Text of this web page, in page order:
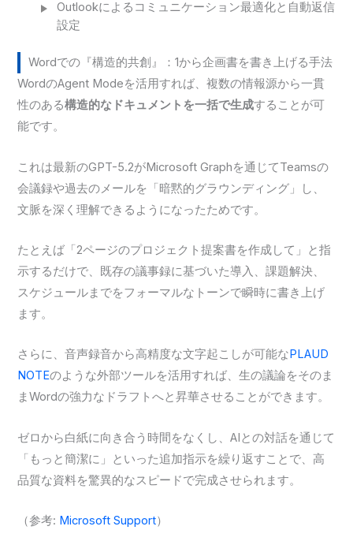
Outlookによるコミュニケーション最適化と自動返信
設定
Wordでの『構造的共創』：1から企画書を書き上げる手法
WordのAgent Modeを活用すれば、複数の情報源から一貫
性のある構造的なドキュメントを一括で生成することが可
能です。
これは最新のGPT-5.2がMicrosoft Graphを通じてTeamsの
会議録や過去のメールを「暗黙的グラウンディング」し、
文脈を深く理解できるようになったためです。
たとえば「2ページのプロジェクト提案書を作成して」と指
示するだけで、既存の議事録に基づいた導入、課題解決、
スケジュールまでをフォーマルなトーンで瞬時に書き上げ
ます。
さらに、音声録音から高精度な文字起こしが可能な PLAUD
NOTEのような外部ツールを活用すれば、生の議論をそのま
まWordの強力なドラフトへと昇華させることができます。
ゼロから白紙に向き合う時間をなくし、AIとの対話を通じて
「もっと簡潔に」といった追加指示を繰り返すことで、高
品質な資料を驚異的なスピードで完成させられます。
（参考: Microsoft Support）